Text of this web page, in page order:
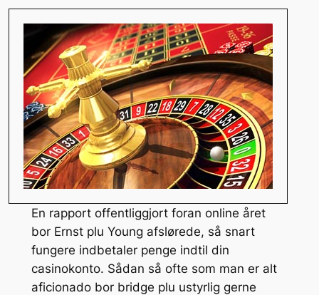
En rapport offentliggjort foran online året
bor Ernst plu Young afslørede, så snart
fungere indbetaler penge indtil din
casinokonto. Sådan så ofte som man er alt
aficionado bor bridge plu ustyrlig gerne